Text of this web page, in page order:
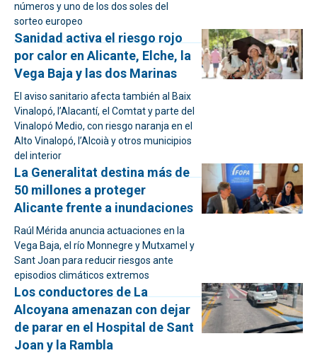
números y uno de los dos soles del
sorteo europeo
Sanidad activa el riesgo rojo
por calor en Alicante, Elche, la
Vega Baja y las dos Marinas
El aviso sanitario afecta también al Baix
Vinalopó, l’Alacantí, el Comtat y parte del
Vinalopó Medio, con riesgo naranja en el
Alto Vinalopó, l’Alcoià y otros municipios
del interior
La Generalitat destina más de
50 millones a proteger
Alicante frente a inundaciones
Raúl Mérida anuncia actuaciones en la
Vega Baja, el río Monnegre y Mutxamel y
Sant Joan para reducir riesgos ante
episodios climáticos extremos
Los conductores de La
Alcoyana amenazan con dejar
de parar en el Hospital de Sant
Joan y la Rambla